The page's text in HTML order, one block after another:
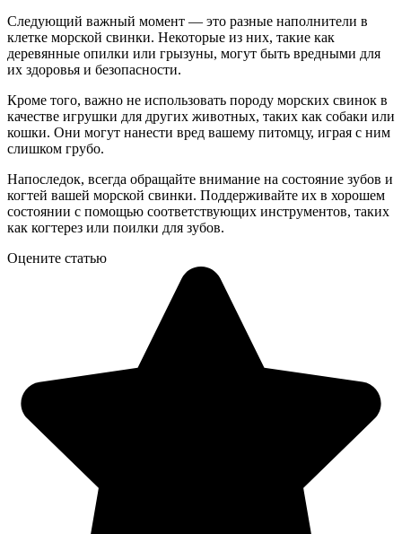
Следующий важный момент — это разные наполнители в
клетке морской свинки. Некоторые из них, такие как
деревянные опилки или грызуны, могут быть вредными для
их здоровья и безопасности.
Кроме того, важно не использовать породу морских свинок в
качестве игрушки для других животных, таких как собаки или
кошки. Они могут нанести вред вашему питомцу, играя с ним
слишком грубо.
Напоследок, всегда обращайте внимание на состояние зубов и
когтей вашей морской свинки. Поддерживайте их в хорошем
состоянии с помощью соответствующих инструментов, таких
как когтерез или поилки для зубов.
Оцените статью